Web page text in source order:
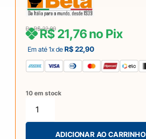
DeR$22,90
Em até 1x deR$22,90
R$21,76no Pix
10 em stock
ADICIONAR AO CARRINHO